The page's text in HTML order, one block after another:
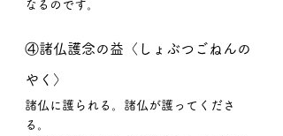
なるのです。
④諸仏護念の益〈しょぶつごねんの
やく〉
諸仏に護られる。諸仏が護ってくださ
る。